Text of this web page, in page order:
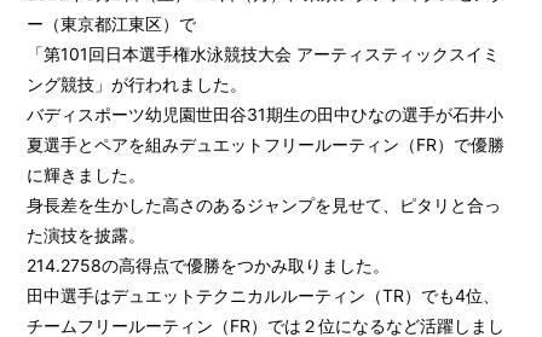
ー（東京都江東区）で
「第101回日本選手権水泳競技大会 アーティスティックスイミ
ング競技」が行われました。
バディスポーツ幼児園世田谷31期生の田中ひなの選手が石井小
夏選手とペアを組みデュエットフリールーティン（FR）で優勝
に輝きました。
身長差を生かした高さのあるジャンプを見せて、ピタリと合っ
た演技を披露。
214.2758の高得点で優勝をつかみ取りました。
田中選手はデュエットテクニカルルーティン（TR）でも4位、
チームフリールーティン（FR）では２位になるなど活躍しまし